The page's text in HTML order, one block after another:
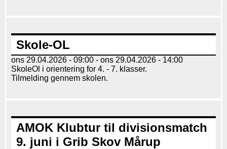
Skole-OL
ons 29.04.2026 - 09:00 - ons 29.04.2026 - 14:00
SkoleOl i orientering for 4. - 7. klasser.
Tilmelding gennem skolen.
AMOK Klubtur til divisionsmatch
9. juni i Grib Skov Mårup